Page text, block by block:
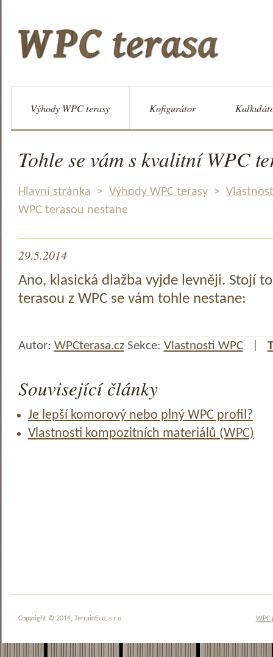
Výhody WPC terasy Kofigurátor
Tohle se vám s kvalitní WPC
Hlavní stránka > Výhody WPC terasy>
WPC terasou nestane
29.5.2014
Ano, klasická dlažba vyjde levněji. Stojí
terasou z WPC se vám tohle nestane:
Autor: WPCterasa.cz Sekce: Vlastnosti WPC|
Související články
Je lepší komorový nebo plný WPC profil?
Vlastnosti kompozitních materiálů (WPC)
WPC
Copyright © 2014, TerrainEco, s.r.o.